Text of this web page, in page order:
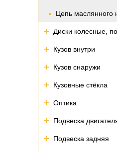
Цепь маслянного
Диски колесные,
Кузов внутри
Кузов снаружи
Кузовные стёкла
Оптика
Подвеска
Подвеска задняя